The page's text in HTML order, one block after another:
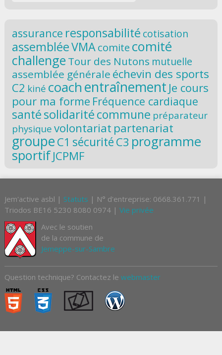
assurance responsabilité cotisation
assembléeVMAcomite comité
challenge Tour des Nutons mutuelle
assemblée générale échevin des sports
C2 kiné coachentraînement Je cours
pour ma forme Fréquence cardiaque
santésolidaritécommune préparateur
physique volontariat partenariat
groupe C1 sécuritéC3 programme
sportifJCPMF
Jem'active asbl | Statuts | N° d'entreprise: 0668.361.771 |
Triodos BE16 5230 8080 0974 | Vie privée
Avec le soutien
de la commune de
Jemeppe-sur-Sambre
Question technique? Contactez le webmaster